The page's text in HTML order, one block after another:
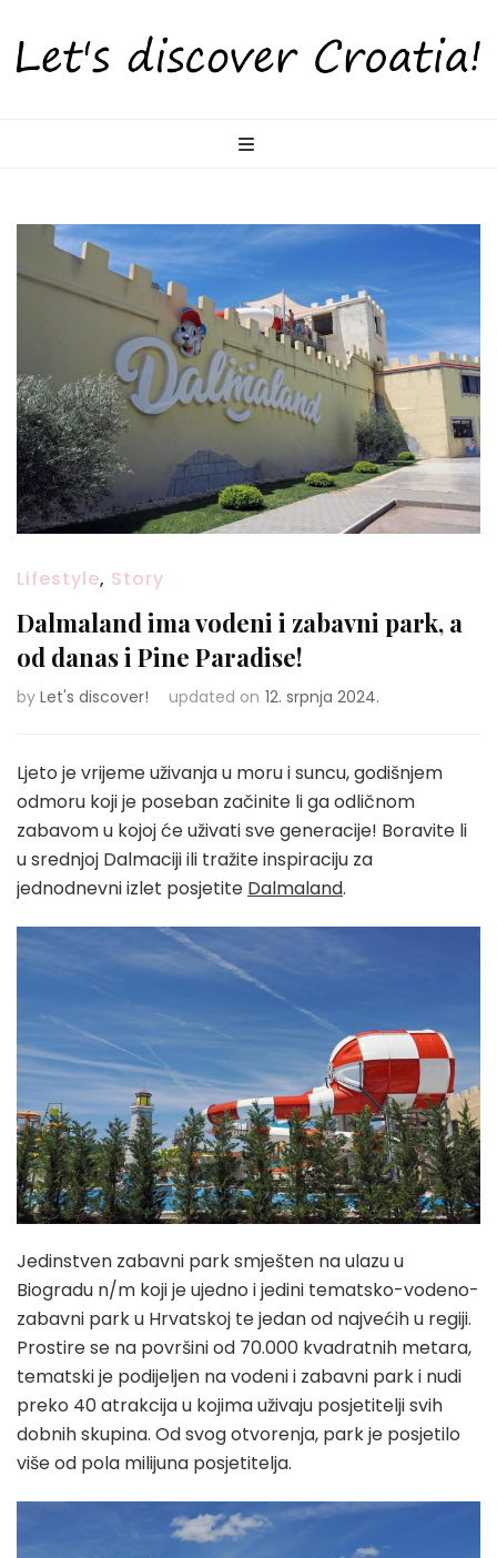
Lifestyle, Story
Dalmaland ima vodeni i zabavni park, a
od danas i Pine Paradise!
by Let's discover! updated on 12. srpnja 2024.
Ljeto je vrijeme uživanja u moru i suncu, godišnjem
odmoru koji je poseban začinite li ga odličnom
zabavom u kojoj će uživati sve generacije! Boravite li
u srednjoj Dalmaciji ili tražite inspiraciju za
jednodnevni izlet posjetite Dalmaland.
Jedinstven zabavni park smješten na ulazu u
Biogradu n/m koji je ujedno i jedini tematsko-vodeno-
zabavni park u Hrvatskoj te jedan od najvećih u regiji.
Prostire se na površini od 70.000 kvadratnih metara,
tematski je podijeljen na vodeni i zabavni park i nudi
preko 40 atrakcija u kojima uživaju posjetitelji svih
dobnih skupina. Od svog otvorenja, park je posjetilo
više od pola milijuna posjetitelja.